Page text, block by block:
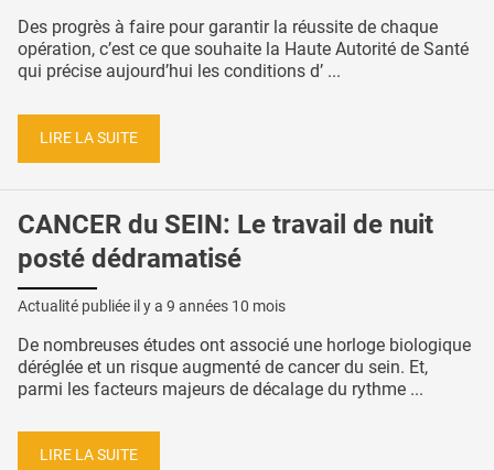
Des progrès à faire pour garantir la réussite de chaque
opération, c’est ce que souhaite la Haute Autorité de Santé
qui précise aujourd’hui les conditions d’ ...
LIRE LA SUITE
CANCER du SEIN: Le travail de nuit
posté dédramatisé
Actualité publiée il y a 9 années 10 mois
De nombreuses études ont associé une horloge biologique
déréglée et un risque augmenté de cancer du sein. Et,
parmi les facteurs majeurs de décalage du rythme ...
LIRE LA SUITE